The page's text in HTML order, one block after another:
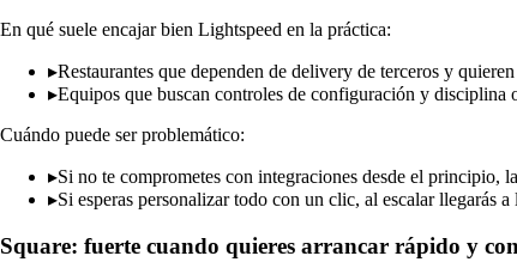
En qué suele encajar bien Lightspeed en la práctica:
▸Restaurantes que dependen de delivery de terceros y
▸Equipos que buscan controles de configuración y disciplina
Cuándo puede ser problemático:
▸Si no te comprometes con integraciones desde el principio,
▸Si esperas personalizar todo con un clic, al escalar llegarás
Square: fuerte cuando quieres arrancar rápido y